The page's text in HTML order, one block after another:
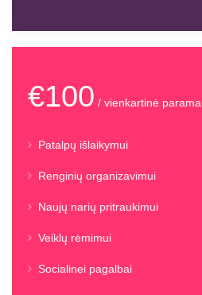
€100 / vienkartinė parama
Patalpų išlaikymui
Renginių organizavimui
Naujų narių pritraukimui
Veiklų rėmimui
Socialinei pagalbai